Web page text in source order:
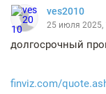
ves2010
25 июля 2025,
долгосрочный
finviz.com/